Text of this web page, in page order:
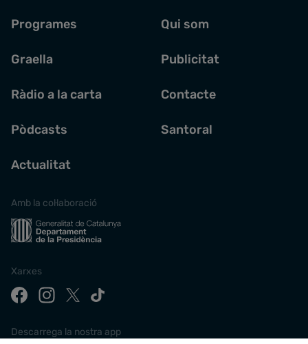
Programes
Graella
Ràdio a la carta
Pòdcasts
Actualitat
Qui som
Publicitat
Contacte
Santoral
Amb la col·laboració
Xarxes
Descarrega la nostra app